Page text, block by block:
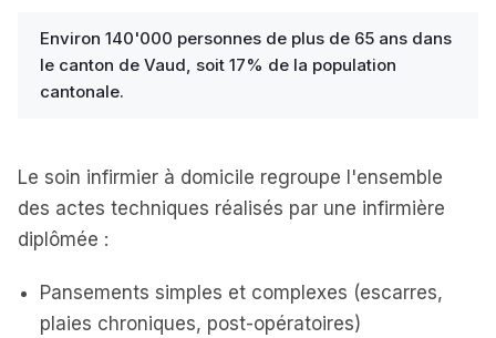
Environ 140'000 personnes de plus de 65 ans dans
le canton de Vaud, soit 17% de la population
cantonale.
Le soin infirmier à domicile regroupe l'ensemble
des actes techniques réalisés par une infirmière
diplômée :
Pansements simples et complexes (escarres,
plaies chroniques, post-opératoires)